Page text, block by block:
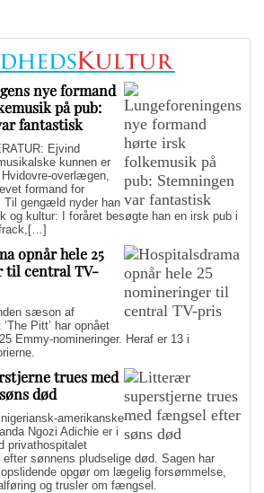
nye formand
på pub:
fantastisk
Ejvind
kunnen er
overlægen,
formand for
Til gengæld nyder han
og kultur: I foråret besøgte han en irsk pub i
opnår hele 25
til central TV-
sæson af
Pitt’ har opnået
Emmy-nomineringer. Heraf er 13 i
trues med
død
amerikanske
Ngozi Adichie er i
privathospitalet
efter sønnens pludselige død. Sagen har
opgør om lægelig forsømmelse,
og trusler om fængsel.